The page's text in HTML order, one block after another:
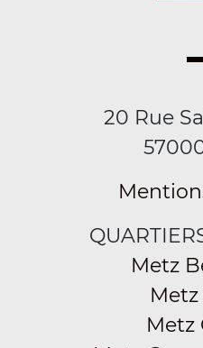
20 Rue
Metz
Metz